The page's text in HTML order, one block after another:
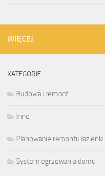
WIĘCEJ
KATEGORIE
Budowa i remont
Inne
Planowanie remontu łazienki
System ogrzewania domu